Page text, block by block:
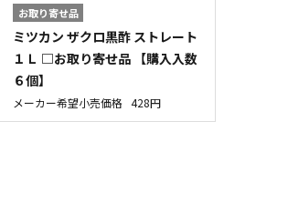
お取り寄せ品
ミツカン ザクロ黒酢 ストレート
１Ｌ □お取り寄せ品 【購入入数
６個】
メーカー希望小売価格 428円